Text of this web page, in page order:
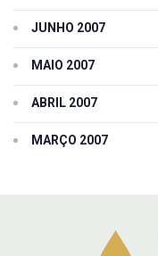
JUNHO 2007
MAIO 2007
ABRIL 2007
MARÇO 2007